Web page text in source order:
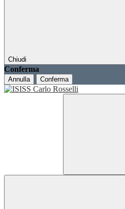
Chiudi
Conferma
Annulla Conferma